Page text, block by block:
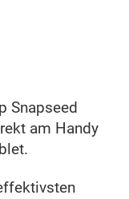
Snapseed
am Handy